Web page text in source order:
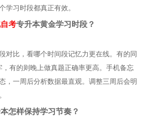
学习时段都真正有效。
考专升本黄金学习时段？
对比，看哪个时间段记忆力更在线。有的同
有的则晚上做真题正确率更高。手机备忘
，一周后分析数据最直观。调整三周后会明
怎样保持学习节奏？